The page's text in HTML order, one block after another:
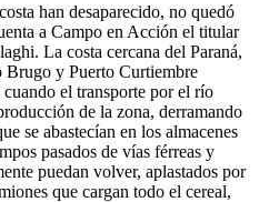
han desaparecido, no quedó
a Campo en Acción el titular
La costa cercana del Paraná,
Brugo y Puerto Curtiembre
el transporte por el río
de la zona, derramando
se abastecían en los almacenes
pasados de vías férreas y
puedan volver, aplastados por
que cargan todo el cereal,